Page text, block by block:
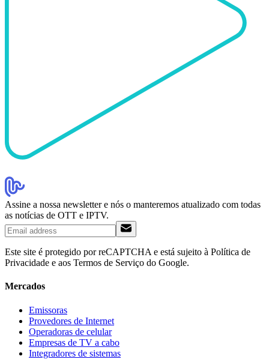
Assine a nossa newsletter e nós o manteremos atualizado com todas
as notícias de OTT e IPTV.
Este site é protegido por reCAPTCHA e está sujeito à Política de
Privacidade e aos Termos de Serviço do Google.
Mercados
Emissoras
Provedores de Internet
Operadoras de celular
Empresas de TV a cabo
Integradores de sistemas